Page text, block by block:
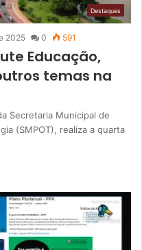
Destaques
2025 0 591
Educação,
temas na
Secretaria Municipal de
(SMPOT), realiza a quarta